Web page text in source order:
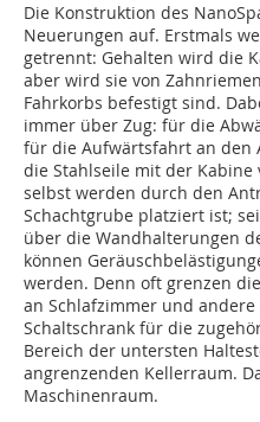
Die Konstruktion des
Neuerungen auf. Erstmals
getrennt: Gehalten wird die
aber wird sie von
Fahrkorbs befestigt sind.
immer über Zug: für die
für die Aufwärtsfahrt an den
die Stahlseile mit der
selbst werden durch den
Schachtgrube platziert ist;
über die Wandhalterungen
können
werden. Denn oft grenzen
an Schlafzimmer und
Schaltschrank für die
Bereich der untersten
angrenzenden Kellerraum.
Maschinenraum.